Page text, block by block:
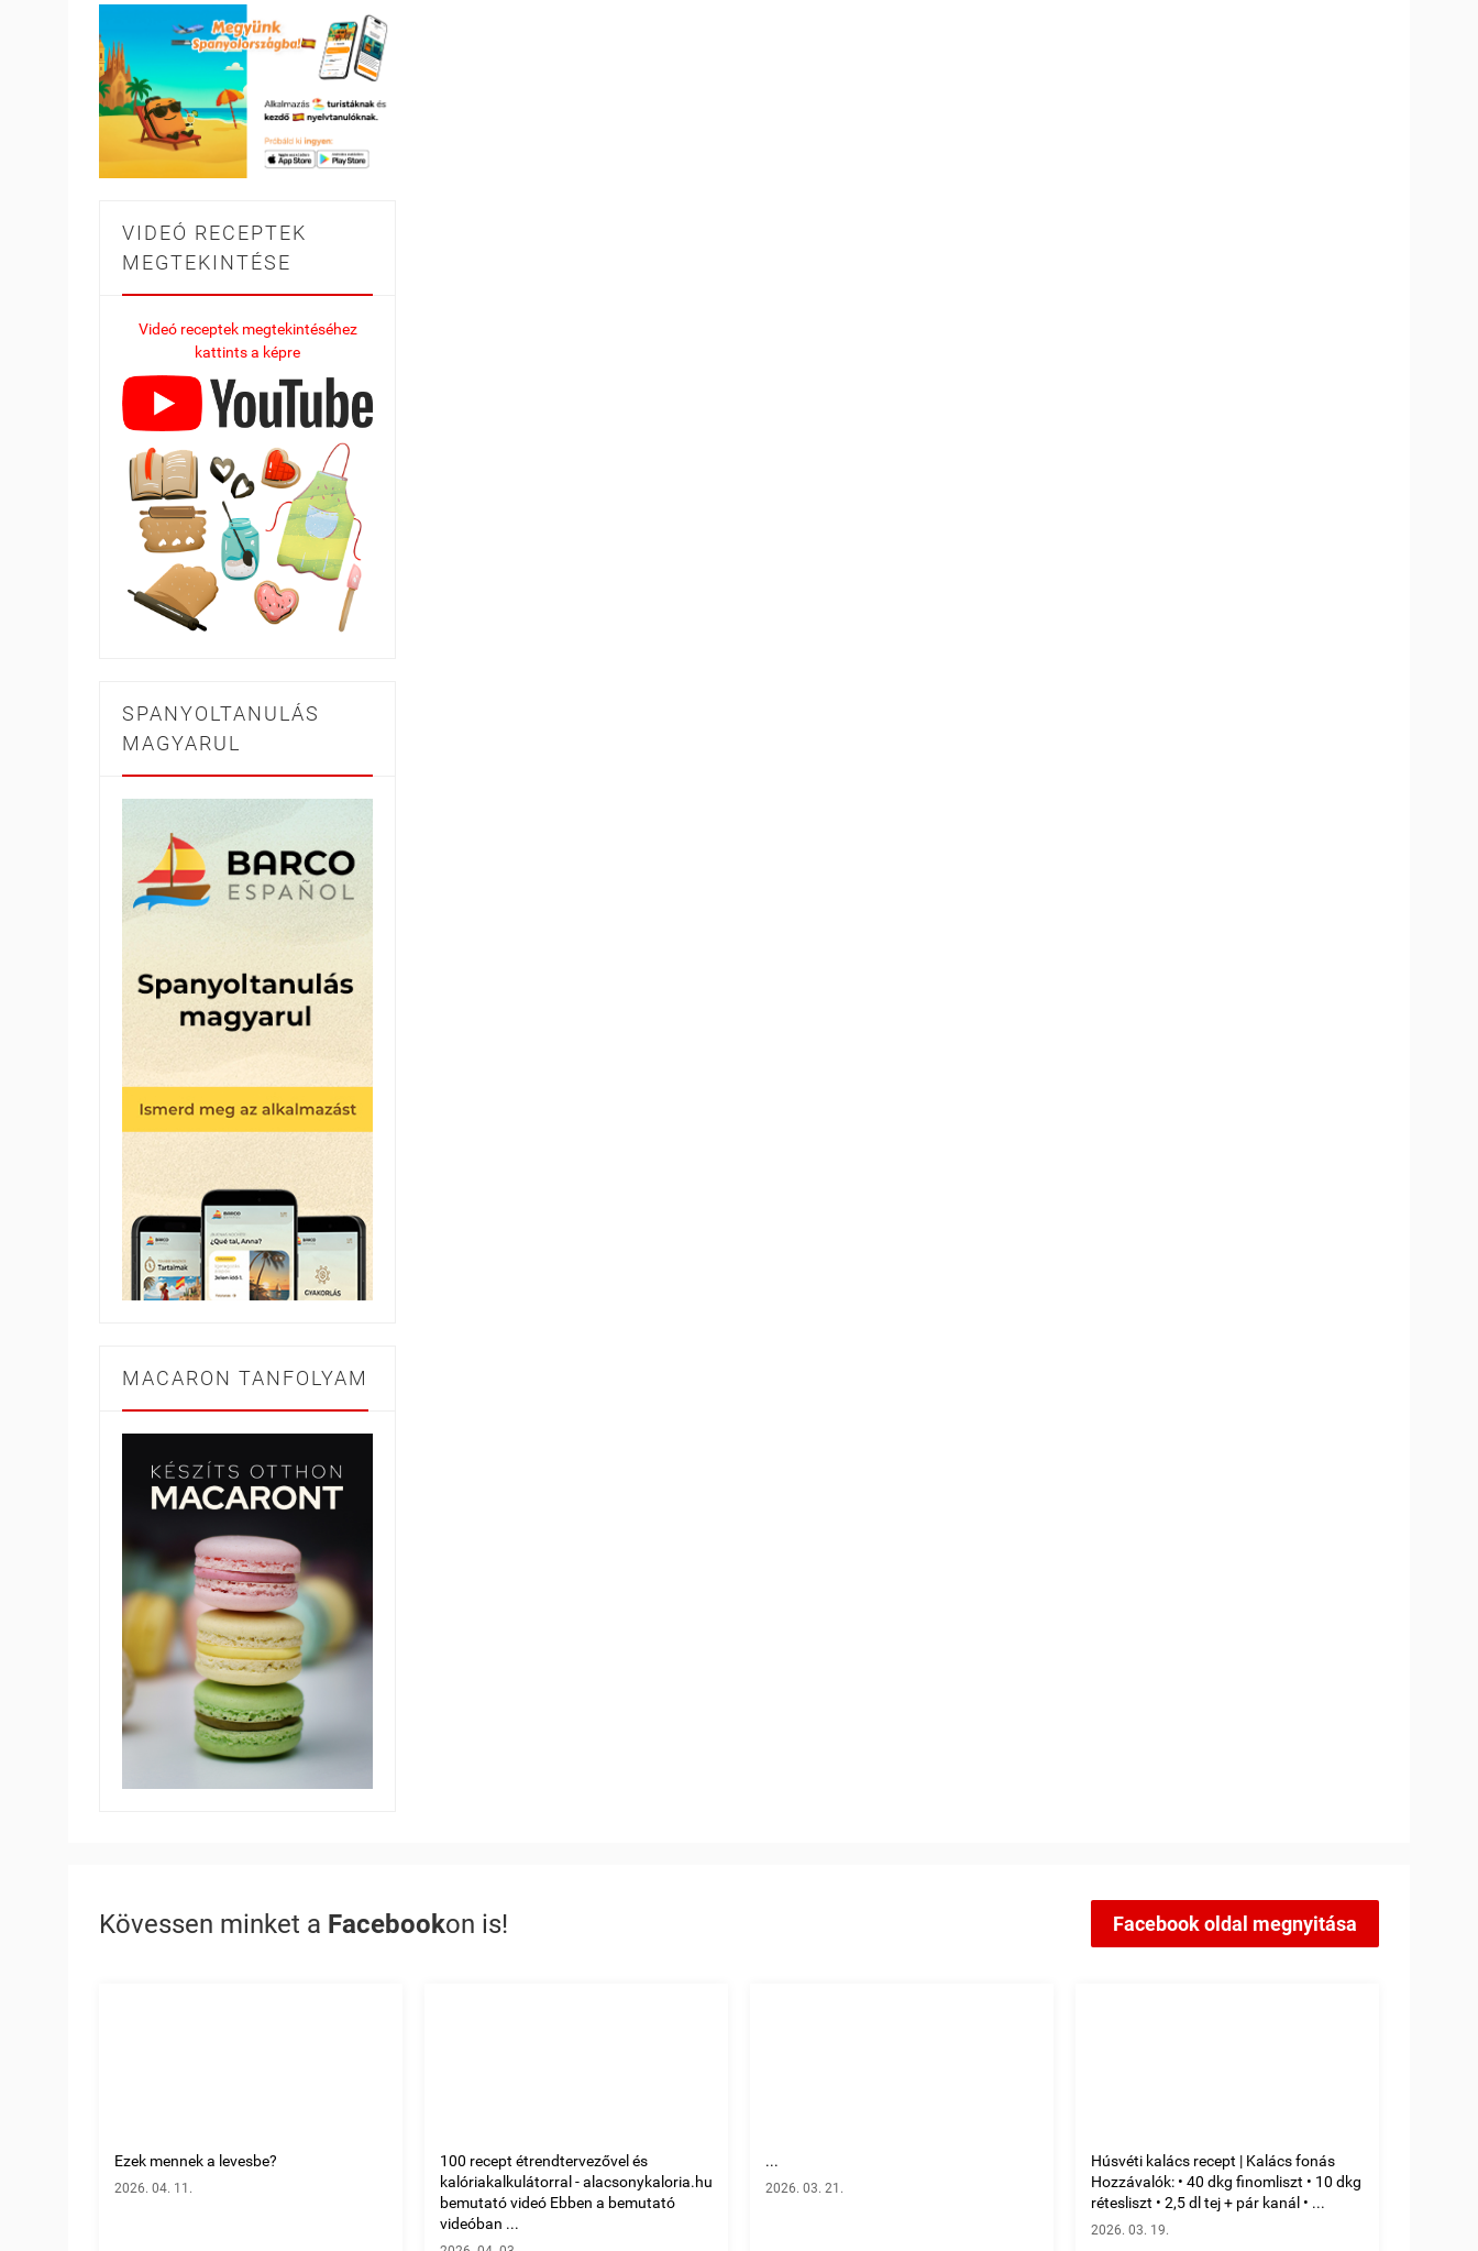
VIDEÓ RECEPTEK
MEGTEKINTÉSE
Videó receptek megtekintéséhez
kattints a képre
SPANYOLTANULÁS
MAGYARUL
MACARON TANFOLYAM
Kövessen minket a Facebookon is! Facebook oldal megnyitása
Ezek mennek a levesbe?
2026. 04. 11.
100 recept étrendtervezővel és
kalóriakalkulátorral - alacsonykaloria.hu
bemutató videó Ebben a bemutató
videóban ...
...
2026. 03. 21.
Húsvéti kalács recept | Kalács fonás
Hozzávalók: • 40 dkg finomliszt • 10 dkg
rétesliszt • 2,5 dl tej + pár kanál • ...
2026. 03. 19.